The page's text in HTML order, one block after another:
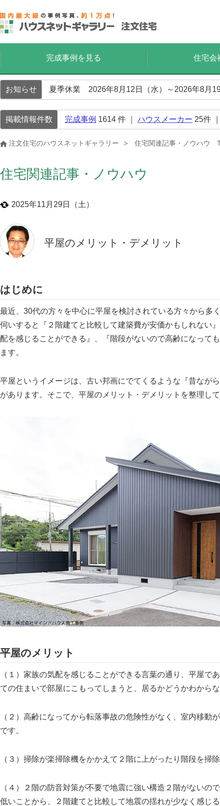
完成事例を見る 住宅会
お知らせ 夏季休業 2026年8月12日（水）～2026年8月
掲載情報件数 完成事例 1614 件 ｜ ハウスメーカー 25件
注文住宅のハウスネットギャラリー 住宅関連記事・ノウハウ
住宅関連記事・ノウハウ
2025年11月29日（土）
平屋のメリット・デメリット
はじめに
最近、30代の方々を中心に平屋を検討されている方々から多
伺いすると『２階建てと比較して建築費が安価かもしれない
配を感じることができる』、『階段がないので高齢になって
ます。
平屋というイメージは、古い邦画にでてくるような『昔なが
があります。そこで、平屋のメリット・デメリットを整理し
平屋のメリット
（１）家族の気配を感じることができる言葉の通り、平屋
ての住まいで部屋にこもってしまうと、居るかどうかわから
（２）高齢になってから転落事故の危険性がなく、室内移
です。
（３）掃除が楽掃除機をかかえて２階に上がったり階段を
（４）２階の防音対策が不要で地震に強い構造２階がない
低いことから、２階建てと比較して地震の揺れが少なく感じ